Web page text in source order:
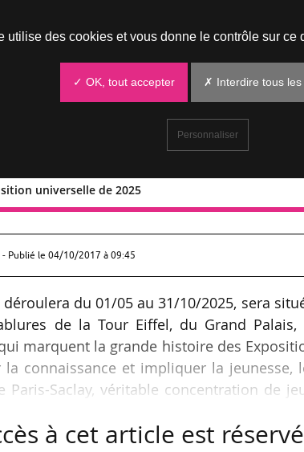
universelle de 2025
universelle de 2025
Publié le 04/10/2017 à 09:45
déroulera du 01/05 au 31/10/2025, sera
de la Tour Eiffel, du Grand Palais,
marquent la grande histoire des
connaissance et impliquer la jeunesse,
Paris-Saclay, véritable concentration de
à cet article est
utilise des cookies et vous donne le contrôle sur ce
✓ OK, tout accepter ✗ Interdire tous les
Personnaliser